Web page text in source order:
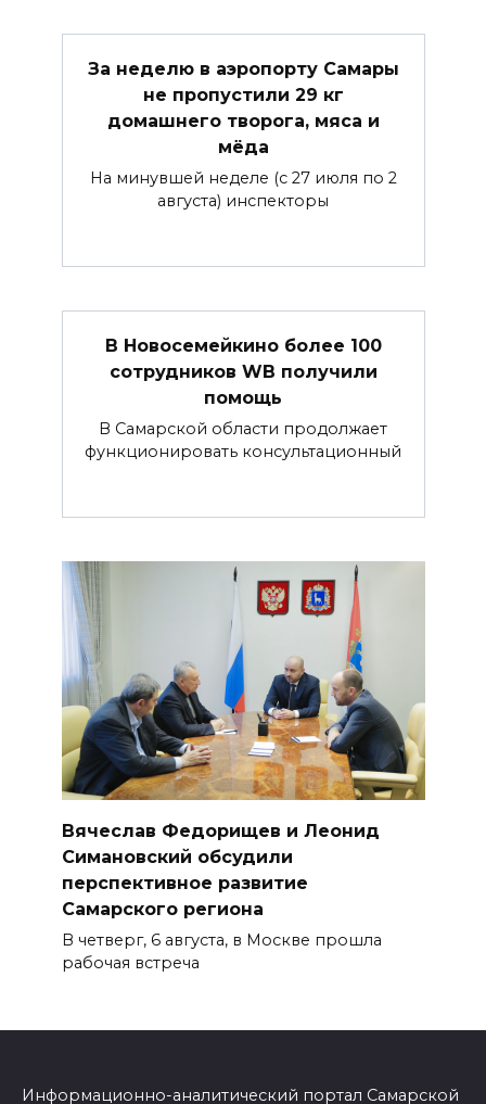
За неделю в аэропорту Самары
не пропустили 29 кг
домашнего творога, мяса и
мёда
На минувшей неделе (с 27 июля по 2
августа) инспекторы
В Новосемейкино более 100
сотрудников WB получили
помощь
В Самарской области продолжает
функционировать консультационный
Вячеслав Федорищев и Леонид
Симановский обсудили
перспективное развитие
Самарского региона
В четверг, 6 августа, в Москве прошла
рабочая встреча
Информационно-аналитический портал Самарской